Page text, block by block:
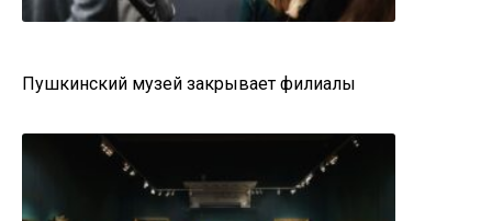
Пушкинский музей закрывает филиалы